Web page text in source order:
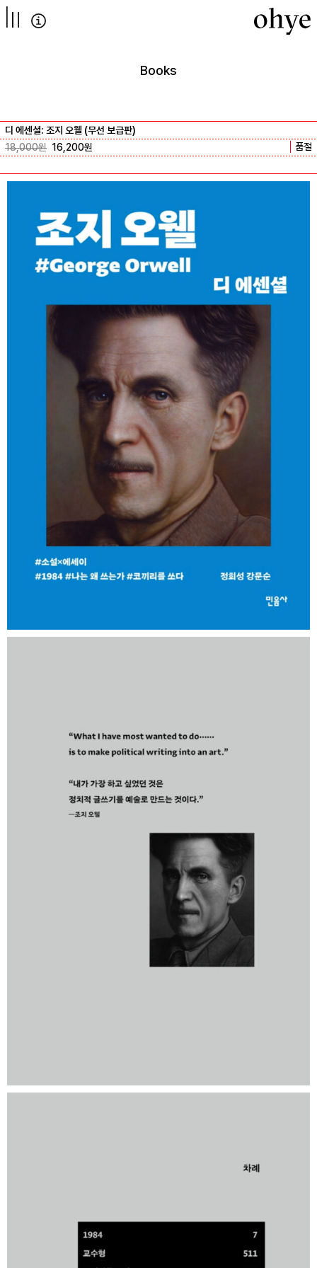
컨텐츠로
넘어가기
Books
디 에센셜: 조지 오웰 (무선 보급판)
18,000원 16,200원 품절